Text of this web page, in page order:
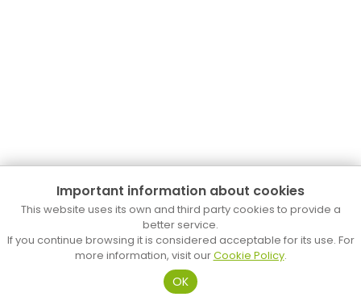
Biblioteca Popular
Tel. 93 758 24 83
b.mataro.p@diba.cat
Important information about cookies
This website uses its own and third party cookies to provide a
better service.
If you continue browsing it is considered acceptable for its use. For
more information, visit ourCookie Policy.
OK